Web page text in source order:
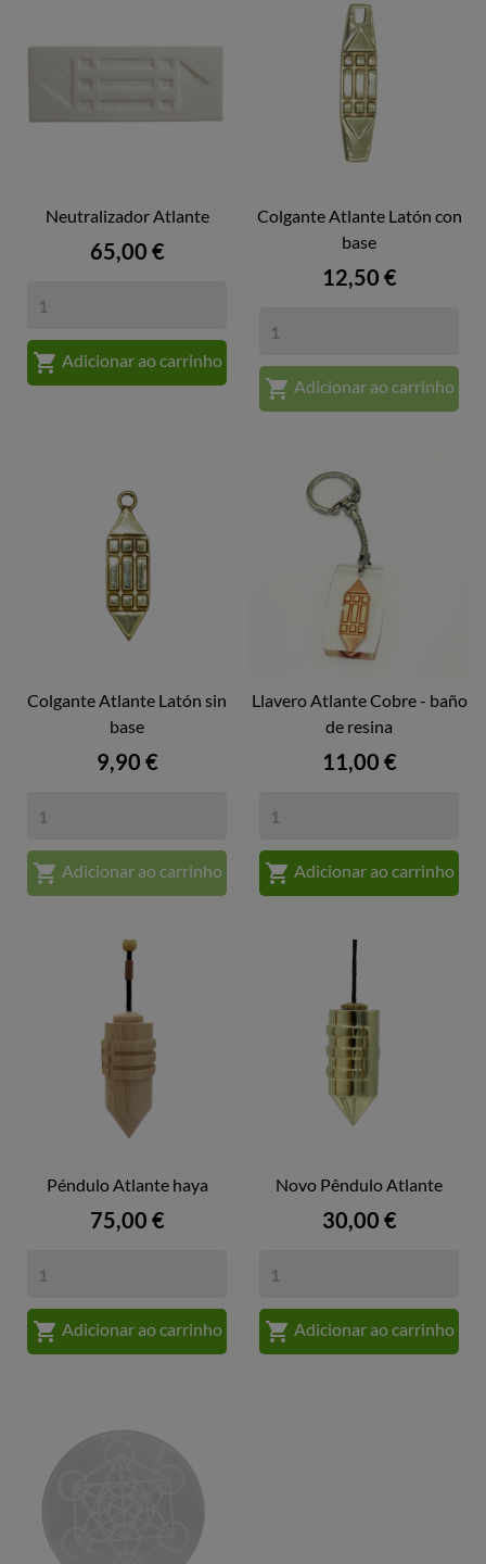
Neutralizador Atlante
Preço
65,00 €
 Adicionar ao carrinho
Colgante Atlante Latón con
base
Preço
12,50 €
 Adicionar ao carrinho
Colgante Atlante Latón sin
base
Preço
9,90 €
 Adicionar ao carrinho
Llavero Atlante Cobre - baño
de resina
Preço
11,00 €
 Adicionar ao carrinho
Péndulo Atlante haya
Preço
75,00 €
 Adicionar ao carrinho
Novo Pêndulo Atlante
Preço
30,00 €
 Adicionar ao carrinho